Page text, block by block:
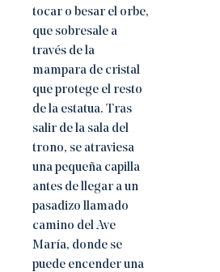
tocar o besar el orbe,
que sobresale a
través de la
mampara de cristal
que protege el resto
de la estatua. Tras
salir de la sala del
trono, se atraviesa
una pequeña capilla
antes de llegar a un
pasadizo llamado
camino del Ave
María, donde se
puede encender una